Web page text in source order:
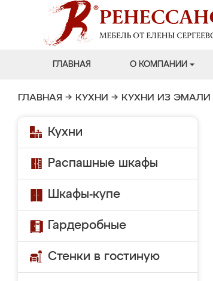
ГЛАВНАЯ О КОМПАНИИ
ГЛАВНАЯ → КУХНИ → КУХНИ ИЗ ЭМАЛИ
Кухни
Распашные шкафы
Шкафы-купе
Гардеробные
Стенки в гостиную